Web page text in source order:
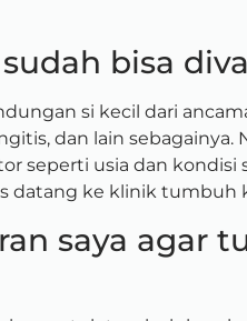
bisa
si kecil dari
dan lain sebagainya.
seperti usia dan kondisi
datang ke klinik tumbuh
saya agar